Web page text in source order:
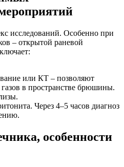
исследований. Особенно при
– открытой раневой
или КТ – позволяют
в пространстве брюшины.
Через 4–5 часов диагноз
особенности